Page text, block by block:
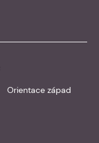
Orientace západ